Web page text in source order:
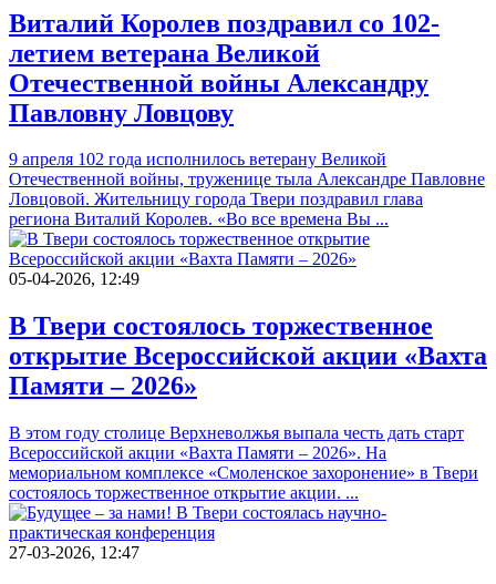
Виталий Королев поздравил со 102-
летием ветерана Великой
Отечественной войны Александру
Павловну Ловцову
9 апреля 102 года исполнилось ветерану Великой
Отечественной войны, труженице тыла Александре Павловне
Ловцовой. Жительницу города Твери поздравил глава
региона Виталий Королев. «Во все времена Вы ...
05-04-2026, 12:49
В Твери состоялось торжественное
открытие Всероссийской акции «Вахта
Памяти – 2026»
В этом году столице Верхневолжья выпала честь дать старт
Всероссийской акции «Вахта Памяти – 2026». На
мемориальном комплексе «Смоленское захоронение» в Твери
состоялось торжественное открытие акции. ...
27-03-2026, 12:47